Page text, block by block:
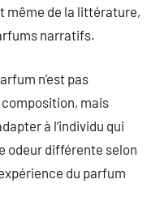
même de la littérature,
narratifs.
n’est pas
mais
à l’individu qui
odeur différente selon
du parfum